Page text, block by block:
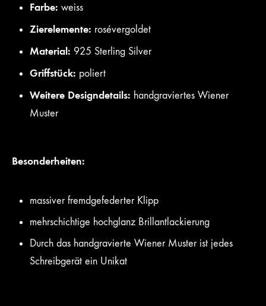
Farbe: weiss
Zierelemente: rosévergoldet
Material: 925 Sterling Silver
Griffstück: poliert
Weitere Designdetails: handgraviertes Wiener
Muster
Besonderheiten:
massiver fremdgefederter Klipp
mehrschichtige hochglanz Brillantlackierung
Durch das handgravierte Wiener Muster ist jedes
Schreibgerät ein Unikat